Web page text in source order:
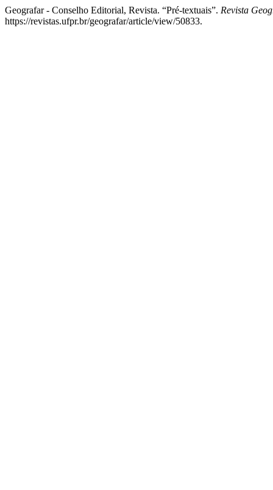
Geografar - Conselho Editorial, Revista. “Pré-textuais”. Revista
https://revistas.ufpr.br/geografar/article/view/50833.